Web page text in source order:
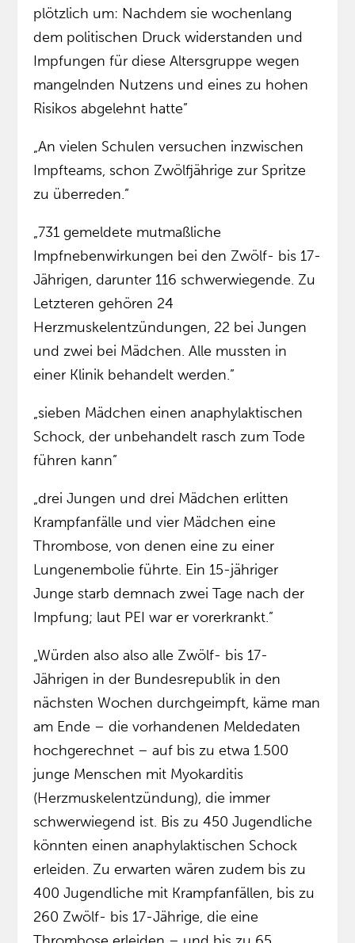
plötzlich um: Nachdem sie wochenlang
dem politischen Druck widerstanden und
Impfungen für diese Altersgruppe wegen
mangelnden Nutzens und eines zu hohen
Risikos abgelehnt hatte”
„An vielen Schulen versuchen inzwischen
Impfteams, schon Zwölfjährige zur Spritze
zu überreden.”
„731 gemeldete mutmaßliche
Impfnebenwirkungen bei den Zwölf- bis 17-
Jährigen, darunter 116 schwerwiegende. Zu
Letzteren gehören 24
Herzmuskelentzündungen, 22 bei Jungen
und zwei bei Mädchen. Alle mussten in
einer Klinik behandelt werden.”
„sieben Mädchen einen anaphylaktischen
Schock, der unbehandelt rasch zum Tode
führen kann”
„drei Jungen und drei Mädchen erlitten
Krampfanfälle und vier Mädchen eine
Thrombose, von denen eine zu einer
Lungenembolie führte. Ein 15-jähriger
Junge starb demnach zwei Tage nach der
Impfung; laut PEI war er vorerkrankt.”
„Würden also also alle Zwölf- bis 17-
Jährigen in der Bundesrepublik in den
nächsten Wochen durchgeimpft, käme man
am Ende – die vorhandenen Meldedaten
hochgerechnet – auf bis zu etwa 1.500
junge Menschen mit Myokarditis
(Herzmuskelentzündung), die immer
schwerwiegend ist. Bis zu 450 Jugendliche
könnten einen anaphylaktischen Schock
erleiden. Zu erwarten wären zudem bis zu
400 Jugendliche mit Krampfanfällen, bis zu
260 Zwölf- bis 17-Jährige, die eine